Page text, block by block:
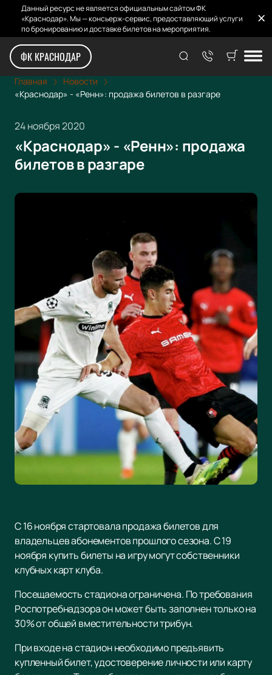
Данный ресурс не является официальным сайтом ФК
«Краснодар». Мы — консьерж-сервис, предоставляющий услуги
по бронированию и доставке билетов на мероприятия.
ФК КРАСНОДАР
Главная
Новости
«Краснодар» - «Ренн»: продажа билетов в разгаре
24 ноября 2020
«Краснодар» - «Ренн»: продажа
билетов в разгаре
С 16 ноября стартовала продажа билетов для
владельцев абонементов прошлого сезона. С 19
ноября купить билеты на игру могут собственники
клубных карт клуба.
Посещаемость стадиона ограничена. По требования
Роспотребнадзора он может быть заполнен только на
30% от общей вместительности трибун.
При входе на стадион необходимо предъявить
купленный билет, удостоверение личности или карту